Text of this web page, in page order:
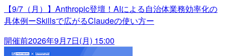
【9/7（月）】Anthropic登壇！AIによる自治体業務効率化の
具体例ーSkillsで広がるClaudeの使い方ー
開催前2026年9月7日(月) 15:00